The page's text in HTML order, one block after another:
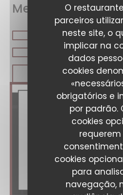
O
parceiros
neste site, o
implicar na
dados
cookies
obrigatórios e
por padrão.
cookies
requerem
cookies
para
navegação,
Meilleur paris brest
LER O ARTIGO((ABRE